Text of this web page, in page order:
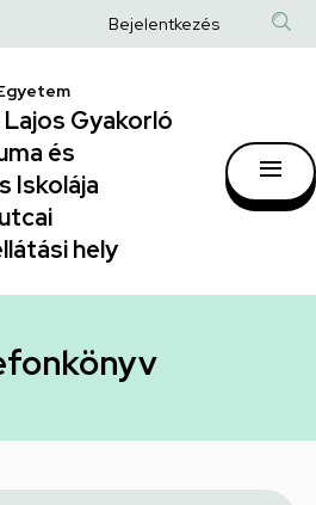
Anonim
fiók
Bejelentkezés
Gyakorló
és
Iskolája
hely